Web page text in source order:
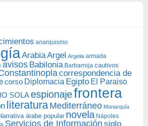
anarquismo
ArabiaArgel Argelia armada
avisos Babilonia Barbarroja cautivos
correspondencia de
corso Diplomacia Egipto El Paraiso
SOLAespionajefrontera
literatura Mediterráneo Monarquía
árabe popular novela Nápoles
Servicios de Información siglo